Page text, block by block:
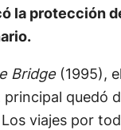
la protección
Bridge(1995),
principal quedó
viajes por